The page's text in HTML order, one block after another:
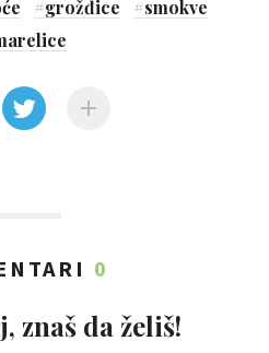
#grožđice #smokve
0
znaš da želiš!